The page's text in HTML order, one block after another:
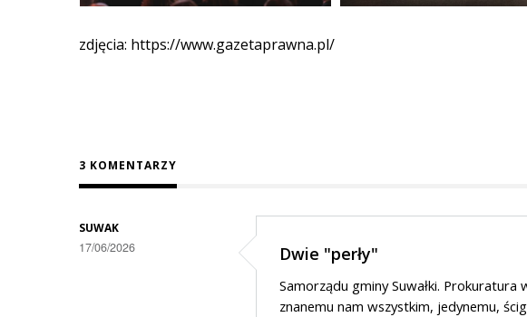
zdjęcia: https://www.gazetaprawna.pl/
3 KOMENTARZY
SUWAK
17/06/2026 Dwie "perły"
Samorządu gminy Suwałki.
znanemu nam wszystkim, jedynemu,